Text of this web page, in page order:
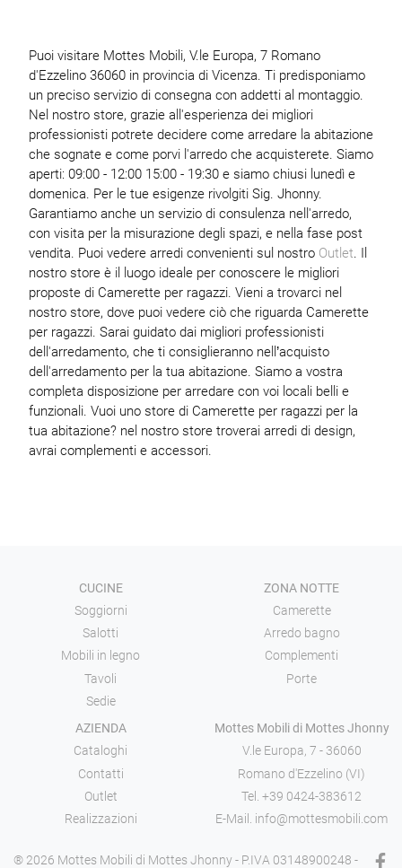
Puoi visitare Mottes Mobili, V.le Europa, 7 Romano
d'Ezzelino 36060 in provincia di Vicenza. Ti predisponiamo
un preciso servizio di consegna con addetti al montaggio.
Nel nostro store, grazie all'esperienza dei migliori
professionisti potrete decidere come arredare la abitazione
che sognate e come porvi l'arredo che acquisterete. Siamo
aperti: 09:00 - 12:00 15:00 - 19:30 e siamo chiusi lunedì e
domenica. Per le tue esigenze rivolgiti Sig. Jhonny.
Garantiamo anche un servizio di consulenza nell'arredo,
con visita per la misurazione degli spazi, e nella fase post
vendita. Puoi vedere arredi convenienti sul nostro Outlet. Il
nostro store è il luogo ideale per conoscere le migliori
proposte di Camerette per ragazzi. Vieni a trovarci nel
nostro store, dove puoi vedere ciò che riguarda Camerette
per ragazzi. Sarai guidato dai migliori professionisti
dell'arredamento, che ti consiglieranno nell’acquisto
dell'arredamento per la tua abitazione. Siamo a vostra
completa disposizione per arredare con voi locali belli e
funzionali. Vuoi uno store di Camerette per ragazzi per la
tua abitazione? nel nostro store troverai arredi di design,
avrai complementi e accessori.
CUCINE
Soggiorni
Salotti
Mobili in legno
Tavoli
Sedie
ZONA NOTTE
Camerette
Arredo bagno
Complementi
Porte
AZIENDA
Cataloghi
Contatti
Outlet
Realizzazioni
Mottes Mobili di Mottes Jhonny
V.le Europa, 7 - 36060
Romano d'Ezzelino (VI)
Tel. +39 0424-383612
E-Mail. info@mottesmobili.com
® 2026 Mottes Mobili di Mottes Jhonny - P.IVA 03148900248 -